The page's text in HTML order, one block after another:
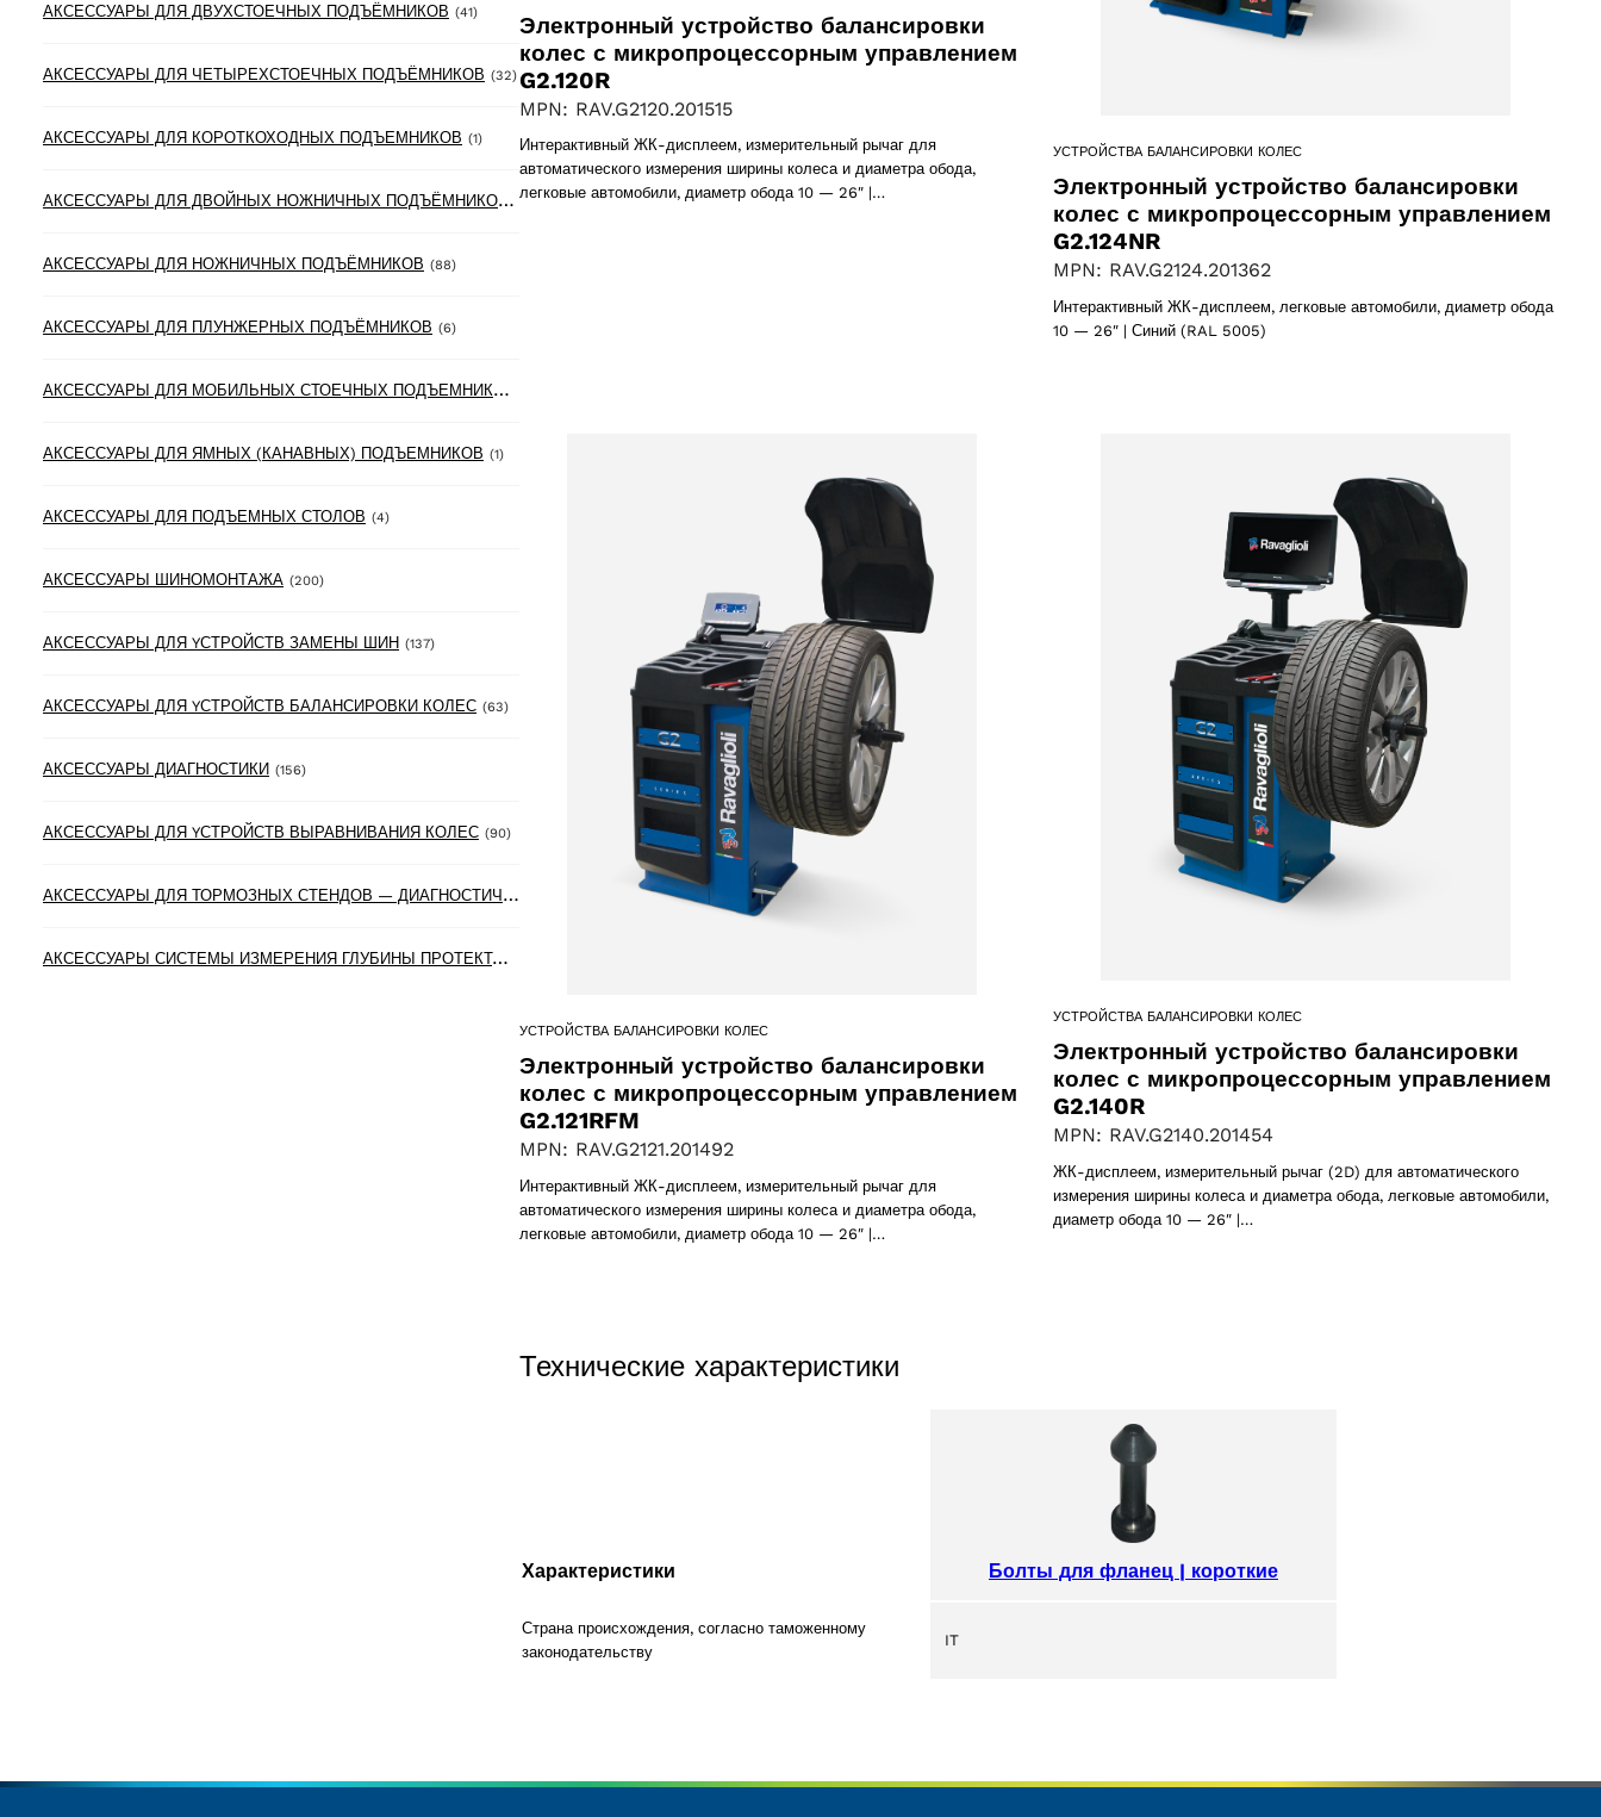
АКСЕССУАРЫ ДЛЯ ДВУХСТОЕЧНЫХ ПОДЪЁМНИКОВ (41)41 products
АКСЕССУАРЫ ДЛЯ ЧЕТЫРЕХСТОЕЧНЫХ ПОДЪЁМНИКОВ (32)32 products
АКСЕССУАРЫ ДЛЯ КОРОТКОХОДНЫХ ПОДЪЕМНИКОВ (1)1 product
А
КСЕССУАРЫ ДЛЯ ДВОЙНЫХ НОЖНИЧНЫХ ПОДЪЁМНИКОВ (6)6 products
АКСЕССУАРЫ ДЛЯ НОЖНИЧНЫХ ПОДЪЁМНИКОВ (88)88 products
АКСЕССУАРЫ ДЛЯ ПЛУНЖЕРНЫХ ПОДЪЁМНИКОВ (6)6 products
А
КСЕССУАРЫ ДЛЯ МОБИЛЬНЫХ СТОЕЧНЫХ ПОДЪЕМНИКОВ
АКСЕССУАРЫ ДЛЯ ЯМНЫХ (КАНАВНЫХ) ПОДЪЕМНИКОВ (1)1 product
АКСЕССУАРЫ ДЛЯ ПОДЪЕМНЫХ СТОЛОВ (4)4 products
АКСЕССУАРЫ ШИНОМОНТАЖА (200)200 products
АКСЕССУАРЫ ДЛЯ YСТРОЙСТВ ЗАМЕНЫ ШИН (137)137 products
АКСЕССУАРЫ ДЛЯ YСТРОЙСТВ БАЛАНСИРОВКИ КОЛЕС (63)63 products
АКСЕССУАРЫ ДИАГНОСТИКИ (156)156 products
АКСЕССУАРЫ ДЛЯ YСТРОЙСТВ ВЫРАВНИВАНИЯ КОЛЕС (90)90 products
А
КСЕССУАРЫ ДЛЯ ТОРМОЗНЫХ СТЕНДОВ — ДИАГНОСТИЧЕСКИХ ЛИНИЙ 61 products
А
КСЕССУАРЫ СИСТЕМЫ ИЗМЕРЕНИЯ ГЛУБИНЫ ПРОТЕКТОРА ШИН
Электронный устройство балансировки
колес с микропроцессорным управлением
G2.120R
MPN: RAV.G2120.201515
Интерактивный ЖК-дисплеем, измерительный рычаг для
автоматического измерения ширины колеса и диаметра обода,
легковые автомобили, диаметр обода 10 — 26″ |…
УСТРОЙСТВА БАЛАНСИРОВКИ КОЛЕС
Электронный устройство балансировки
колес с микропроцессорным управлением
G2.124NR
MPN: RAV.G2124.201362
Интерактивный ЖК-дисплеем, легковые автомобили, диаметр обода
10 — 26″ | Синий (RAL 5005)
УСТРОЙСТВА БАЛАНСИРОВКИ КОЛЕС
Электронный устройство балансировки
колес с микропроцессорным управлением
G2.121RFM
MPN: RAV.G2121.201492
Интерактивный ЖК-дисплеем, измерительный рычаг для
автоматического измерения ширины колеса и диаметра обода,
легковые автомобили, диаметр обода 10 — 26″ |…
УСТРОЙСТВА БАЛАНСИРОВКИ КОЛЕС
Электронный устройство балансировки
колес с микропроцессорным управлением
G2.140R
MPN: RAV.G2140.201454
ЖК-дисплеем, измерительный рычаг (2D) для автоматического
измерения ширины колеса и диаметра обода, легковые автомобили,
диаметр обода 10 — 26″ |…
Технические характеристики
Характеристики Болты для фланец | короткие
Страна происхождения, согласно таможенному
законодательству
IT